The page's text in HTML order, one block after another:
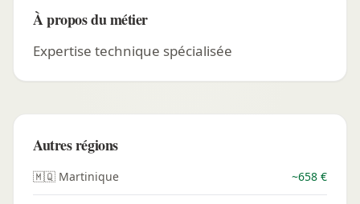
À propos du métier
Expertise technique spécialisée
Autres régions
🇲🇶 Martinique ~658 €